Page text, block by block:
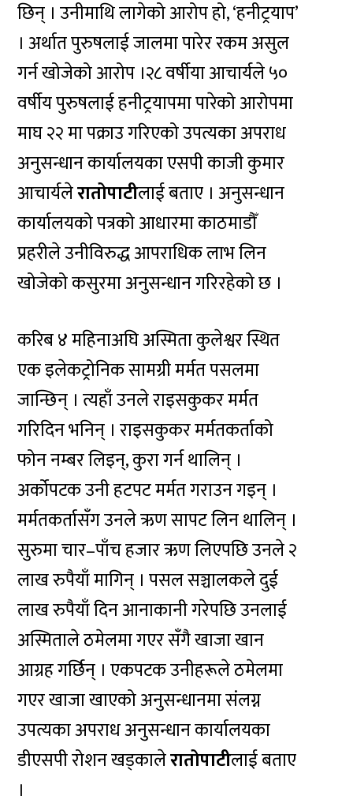
छिन् । उनीमाथि लागेको आरोप हो, ‘हनीट्रयाप’
। अर्थात पुरुषलाई जालमा पारेर रकम असुल
गर्न खोजेको आरोप ।२८ वर्षीया आचार्यले ५०
वर्षीय पुरुषलाई हनीट्रयापमा पारेको आरोपमा
माघ २२ मा पक्राउ गरिएको उपत्यका अपराध
अनुसन्धान कार्यालयका एसपी काजी कुमार
आचार्यलेरातोपाटीलाई बताए । अनुसन्धान
कार्यालयको पत्रको आधारमा काठमाडौँ
प्रहरीले उनीविरुद्ध आपराधिक लाभ लिन
खोजेको कसुरमा अनुसन्धान गरिरहेको छ ।
करिब ४ महिनाअघि अस्मिता कुलेश्वर स्थित
एक इलेकट्रोनिक सामग्री मर्मत पसलमा
जान्छिन् । त्यहाँ उनले राइसकुकर मर्मत
गरिदिन भनिन् । राइसकुकर मर्मतकर्ताको
फोन नम्बर लिइन्, कुरा गर्न थालिन् ।
अर्कोपटक उनी हटपट मर्मत गराउन गइन् ।
मर्मतकर्तासँग उनले ऋण सापट लिन थालिन् ।
सुरुमा चार–पाँच हजार ऋण लिएपछि उनले २
लाख रुपैयाँ मागिन् । पसल सञ्चालकले दुई
लाख रुपैयाँ दिन आनाकानी गरेपछि उनलाई
अस्मिताले ठमेलमा गएर सँगै खाजा खान
आग्रह गर्छिन् । एकपटक उनीहरूले ठमेलमा
गएर खाजा खाएको अनुसन्धानमा संलग्न
उपत्यका अपराध अनुसन्धान कार्यालयका
डीएसपी रोशन खड्कालेरातोपाटीलाई बताए
।